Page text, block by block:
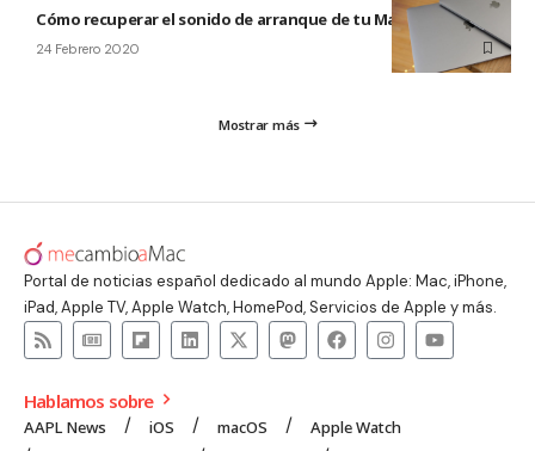
Cómo recuperar el sonido de arranque de tu Mac
24 Febrero 2020
Mostrar más
Portal de noticias español dedicado al mundo Apple: Mac, iPhone,
iPad, Apple TV, Apple Watch, HomePod, Servicios de Apple y más.
Hablamos sobre
AAPL News iOS macOS
Apple Watch